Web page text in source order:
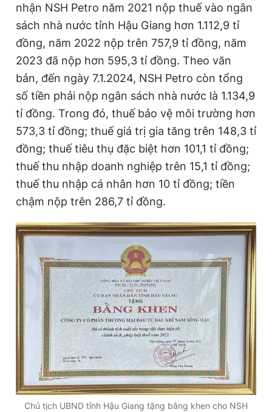
nhận NSH Petro năm 2021 nộp thuế vào ngân
sách nhà nước tỉnh Hậu Giang hơn 1.112,9 tỉ
đồng, năm 2022 nộp trên 757,9 tỉ đồng, năm
2023 đã nộp hơn 595,3 tỉ đồng. Theo văn
bản, đến ngày 7.1.2024, NSH Petro còn tổng
số tiền phải nộp ngân sách nhà nước là 1.134,9
tỉ đồng. Trong đó, thuế bảo vệ môi trường hơn
573,3 tỉ đồng; thuế giá trị gia tăng trên 148,3 tỉ
đồng; thuế tiêu thụ đặc biệt hơn 101,1 tỉ đồng;
thuế thu nhập doanh nghiệp trên 15,1 tỉ đồng;
thuế thu nhập cá nhân hơn 10 tỉ đồng; tiền
chậm nộp trên 286,7 tỉ đồng.
Chủ tịch UBND tỉnh Hậu Giang tặng bằng khen cho NSH